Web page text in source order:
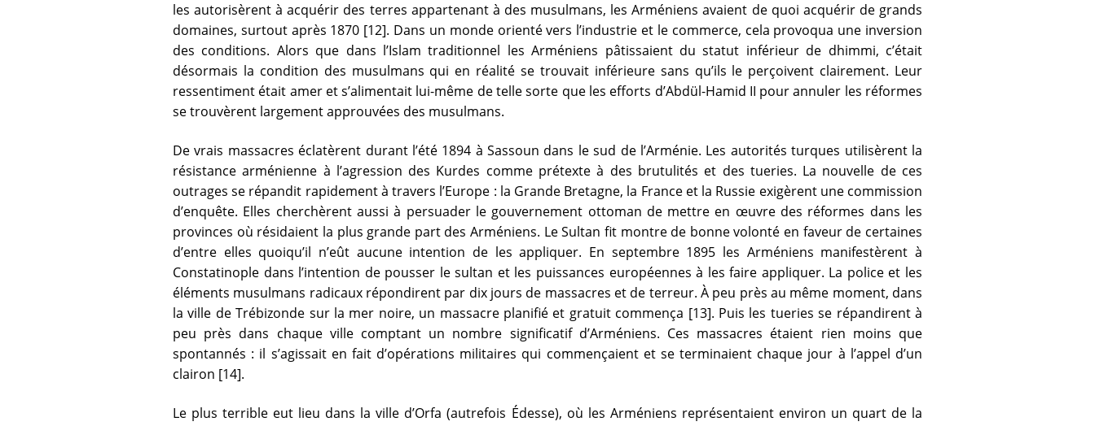
les autorisèrent à acquérir des terres appartenant à des musulmans, les Arméniens avaient de quoi acquérir de grands
domaines, surtout après 1870 [12]. Dans un monde orienté vers l’industrie et le commerce, cela provoqua une inversion
des conditions. Alors que dans l’Islam traditionnel les Arméniens pâtissaient du statut inférieur de dhimmi, c’était
désormais la condition des musulmans qui en réalité se trouvait inférieure sans qu’ils le perçoivent clairement. Leur
ressentiment était amer et s’alimentait lui-même de telle sorte que les efforts d’Abdül-Hamid II pour annuler les réformes
se trouvèrent largement approuvées des musulmans.
De vrais massacres éclatèrent durant l’été 1894 à Sassoun dans le sud de l’Arménie. Les autorités turques utilisèrent la
résistance arménienne à l’agression des Kurdes comme prétexte à des brutulités et des tueries. La nouvelle de ces
outrages se répandit rapidement à travers l’Europe : la Grande Bretagne, la France et la Russie exigèrent une commission
d’enquête. Elles cherchèrent aussi à persuader le gouvernement ottoman de mettre en œuvre des réformes dans les
provinces où résidaient la plus grande part des Arméniens. Le Sultan fit montre de bonne volonté en faveur de certaines
d’entre elles quoiqu’il n’eût aucune intention de les appliquer. En septembre 1895 les Arméniens manifestèrent à
Constatinople dans l’intention de pousser le sultan et les puissances européennes à les faire appliquer. La police et les
éléments musulmans radicaux répondirent par dix jours de massacres et de terreur. À peu près au même moment, dans
la ville de Trébizonde sur la mer noire, un massacre planifié et gratuit commença [13]. Puis les tueries se répandirent à
peu près dans chaque ville comptant un nombre significatif d’Arméniens. Ces massacres étaient rien moins que
spontannés : il s’agissait en fait d’opérations militaires qui commençaient et se terminaient chaque jour à l’appel d’un
clairon [14].
Le plus terrible eut lieu dans la ville d’Orfa (autrefois Édesse), où les Arméniens représentaient environ un quart de la